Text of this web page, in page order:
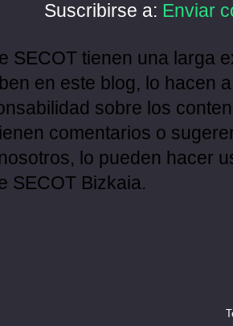
Suscribirse a: Enviar
SECOT tienen una larga
en este blog, lo hacen
sobre los
comentarios o
lo pueden hacer
SECOT Bizkaia.